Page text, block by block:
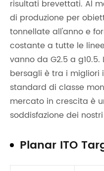
risultati brevettati. Al
di produzione per
tonnellate all'anno e
costante a tutte le
vanno da G2.5 a
bersagli è tra i migliori
standard di classe
mercato in crescita è
soddisfazione dei
Planar ITO